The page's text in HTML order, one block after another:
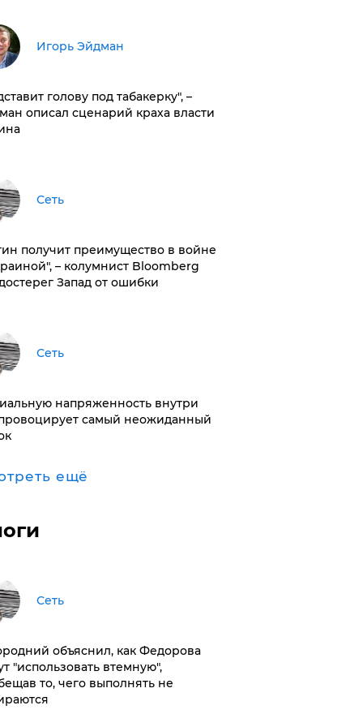
Игорь Эйдман
голову под табакерку", –
описал сценарий краха власти
Сеть
получит преимущество в войне
– колумнист Bloomberg
Запад от ошибки
Сеть
напряженность внутри
самый неожиданный
ещё
Сеть
объяснил, как Федорова
"использовать втемную",
то, чего выполнять не